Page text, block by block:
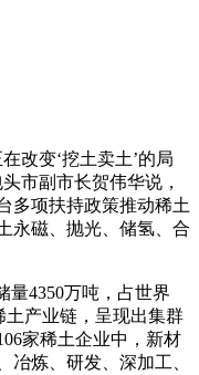
改变‘挖土卖土’的局
市副市长贺伟华说，
多项扶持政策推动稀土
永磁、抛光、储氢、合
量4350万吨，占世界
土产业链，呈现出集群
家稀土企业中，新材
冶炼、研发、深加工、